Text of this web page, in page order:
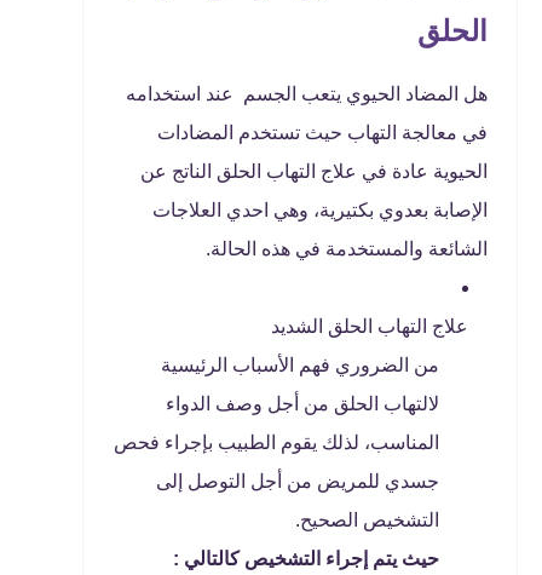
الحلق
هل المضاد الحيوي يتعب الجسم عند استخدامه
في معالجة التهاب حيث تستخدم المضادات
الحيوية عادة في علاج التهاب الحلق الناتج عن
الإصابة بعدوي بكتيرية، وهي احدي العلاجات
الشائعة والمستخدمة في هذه الحالة.
علاج التهاب الحلق الشديد
من الضروري فهم الأسباب الرئيسية
لالتهاب الحلق من أجل وصف الدواء
المناسب، لذلك يقوم الطبيب بإجراء فحص
جسدي للمريض من أجل التوصل إلى
التشخيص الصحيح.
حيث يتم إجراء التشخيص كالتالي :